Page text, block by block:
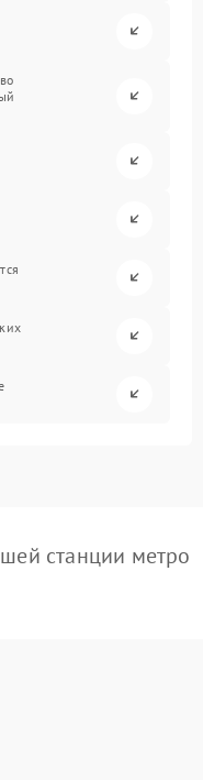
станции метро